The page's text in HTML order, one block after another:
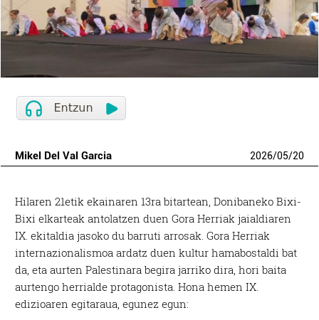
Mikel Del Val Garcia 2026/05/20
Hilaren 21etik ekainaren 13ra bitartean, Donibaneko Bixi-
Bixi elkarteak antolatzen duen Gora Herriak jaialdiaren
IX. ekitaldia jasoko du barruti arrosak. Gora Herriak
internazionalismoa ardatz duen kultur hamabostaldi bat
da, eta aurten Palestinara begira jarriko dira, hori baita
aurtengo herrialde protagonista. Hona hemen IX.
edizioaren egitaraua, egunez egun: